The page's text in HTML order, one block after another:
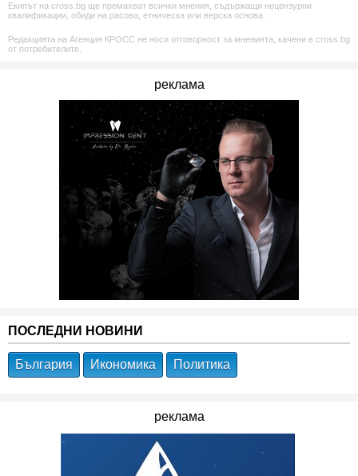
Екипът на cross.bg ще премахват всички мнения, съдържащи нецензурни
квалификации, обиди на расова, етническа или верска основа.
Редакцията на Агенция КРОСС не носи отговорност за мненията, качени в cross.bg
от потребителите.
реклама
ПОСЛЕДНИ НОВИНИ
България Икономика Политика
реклама